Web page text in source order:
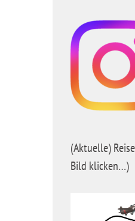
(Aktuelle)
Bild klicken…)